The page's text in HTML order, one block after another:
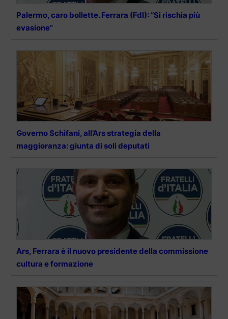
Palermo, caro bollette. Ferrara (FdI): “Si rischia più
evasione”
Governo Schifani, all’Ars strategia della
maggioranza: giunta di soli deputati
Ars, Ferrara è il nuovo presidente della commissione
cultura e formazione